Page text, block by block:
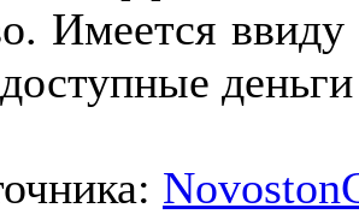
Имеется